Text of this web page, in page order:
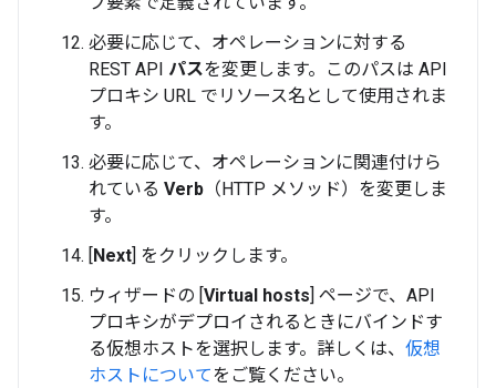
必要に応じて、オペレーションに対する
REST API パスを変更します。このパスは API
プロキシ URL でリソース名として使用されま
す。
必要に応じて、オペレーションに関連付けら
れている Verb （HTTP メソッド）を変更しま
す。
Next ] をクリックします。
ウィザードの [ Virtual hosts ] ページで、API
プロキシがデプロイされるときにバインドす
る仮想ホストを選択します。詳しくは、 仮想
ホストについてをご覧ください。